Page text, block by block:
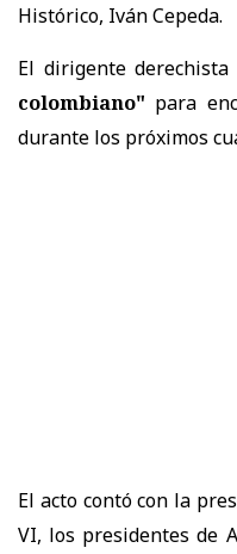
Histórico, Iván Cepeda.
El dirigente
colombiano" para
durante los próximos
El acto contó con la
VI, los presidentes de